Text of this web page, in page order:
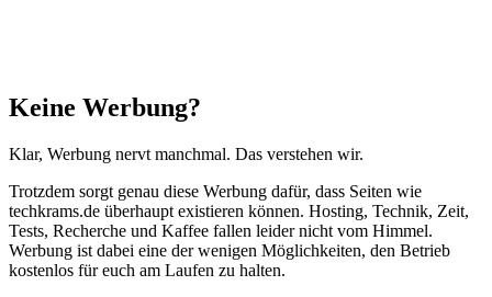
Schließen
Keine Werbung?
Klar, Werbung nervt manchmal. Das verstehen wir.
Trotzdem sorgt genau diese Werbung dafür, dass Seiten wie
techkrams.de überhaupt existieren können. Hosting, Technik, Zeit,
Tests, Recherche und Kaffee fallen leider nicht vom Himmel.
Werbung ist dabei eine der wenigen Möglichkeiten, den Betrieb
kostenlos für euch am Laufen zu halten.